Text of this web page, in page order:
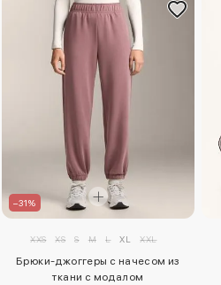
–31%
XXS XS S M L XL XXL
Брюки-джоггеры с начесом из
ткани с модалом